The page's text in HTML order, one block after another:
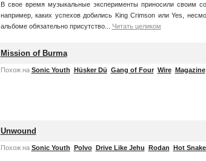
В свое время музыкальные эксперименты приносили своим
например, каких успехов добились King Crimson или Yes,
альбоме обязательно присутство...
Читать целиком
Mission of Burma
Похож на Sonic Youth Hüsker Dü Gang of Four Wire Magazine
Unwound
Похож на Sonic Youth Polvo Drive Like Jehu Rodan Hot